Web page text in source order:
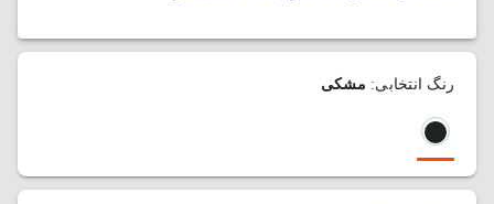
رنگ انتخابی: مشکی